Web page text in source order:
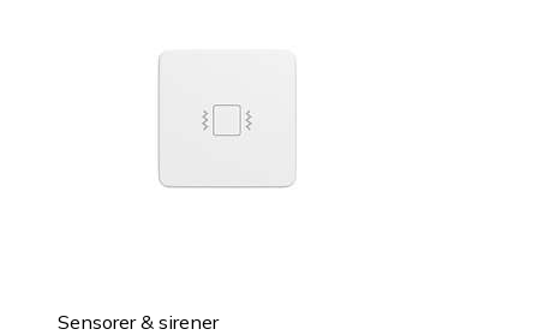
Sensorer & sirener